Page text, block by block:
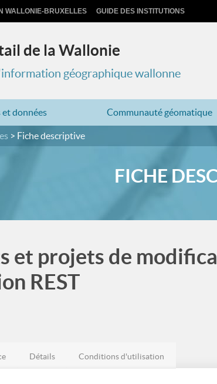
WALLONIE-BRUXELLES GUIDE DES INSTITUTIONS
de la Wallonie
géographique wallonne
et données Communauté géomatique
Fiche descriptive
FICHE
et projets de
REST
Détails Conditions d'utilisation